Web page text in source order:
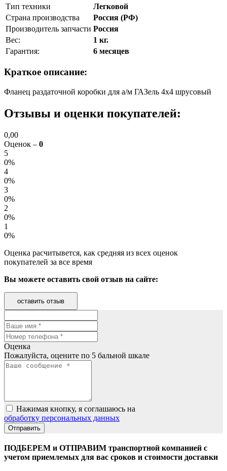
Тип техники
Легковой
Страна производства
Россия (РФ)
Производитель запчасти Россия
Вес:
1 кг.
Гарантия:
6 месяцев
Краткое описание:
Фланец раздаточной коробки для а/м ГАЗель 4х4 шрусовый
Отзывы и оценки покупателей:
0,00
Оценок – 0
5
0%
4
0%
3
0%
2
0%
1
0%
Оценка расчитывется, как средняя из всех оценок
покупателей за все время
Вы можете оставить свой отзыв на сайте:
оставить отзыв
Оценка
Пожалуйста, оцените по 5 бальной шкале
Нажимая кнопку, я соглашаюсь на
обработку персональных данных
ПОДБЕРЕМ и ОТПРАВИМ транспортной компанией с
учетом приемлемых для вас сроков и стоимости доставки